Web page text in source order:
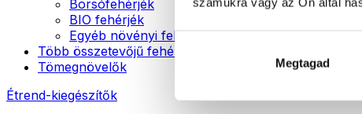
Megtagad
Borsófehérjék
BIO fehérjék
Egyéb növényi fehérjék
Több összetevőjű fehérje
Tömegnövelők
Étrend-kiegészítők